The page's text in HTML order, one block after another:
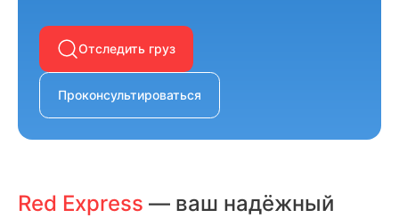
Отследить груз
Проконсультироваться
Red Express — ваш надёжный